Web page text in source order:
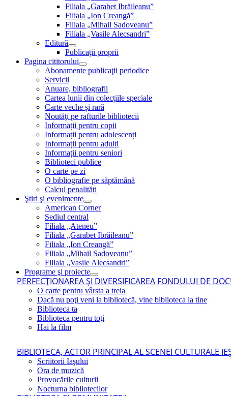
Filiala „Garabet Ibrăileanu”
Filiala „Ion Creangă”
Filiala „Mihail Sadoveanu”
Filiala „Vasile Alecsandri”
Editură
Publicații proprii
Pagina cititorului
Abonamente publicaţii periodice
Servicii
Anuare, bibliografii
Cartea lunii din colecțiile speciale
Carte veche și rară
Noutăţi pe rafturile bibliotecii
Informații pentru copii
Informații pentru adolescenți
Informații pentru adulți
Informații pentru seniori
Biblioteci publice
O carte pe zi
O bibliografie pe săptămână
Calcul penalități
Ştiri şi evenimente
American Corner
Sediul central
Filiala „Ateneu”
Filiala „Garabet Ibrăileanu”
Filiala „Ion Creangă”
Filiala „Mihail Sadoveanu”
Filiala „Vasile Alecsandri”
Programe şi proiecte
PERFECŢIONAREA ŞI DIVERSIFICAREA FONDULUI DE
O carte pentru vârsta a treia
Dacă nu poţi veni la bibliotecă, vine biblioteca la tine
Biblioteca ta
Biblioteca pentru toţi
Hai la film
BIBLIOTECA, ACTOR PRINCIPAL AL SCENEI CULTURALE
Scriitorii Iaşului
Ora de muzică
Provocările culturii
Nocturna bibliotecilor